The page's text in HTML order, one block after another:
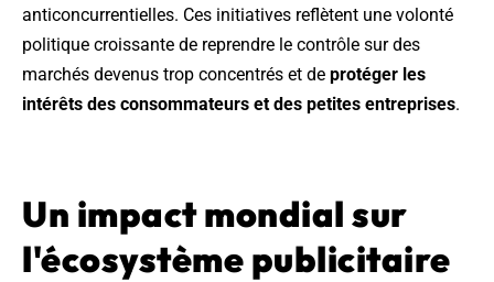
anticoncurrentielles. Ces initiatives reflètent une volonté
politique croissante de reprendre le contrôle sur des
marchés devenus trop concentrés et de protéger les
intérêts des consommateurs et des petites entreprises.
Un impact mondial sur
l'écosystème publicitaire